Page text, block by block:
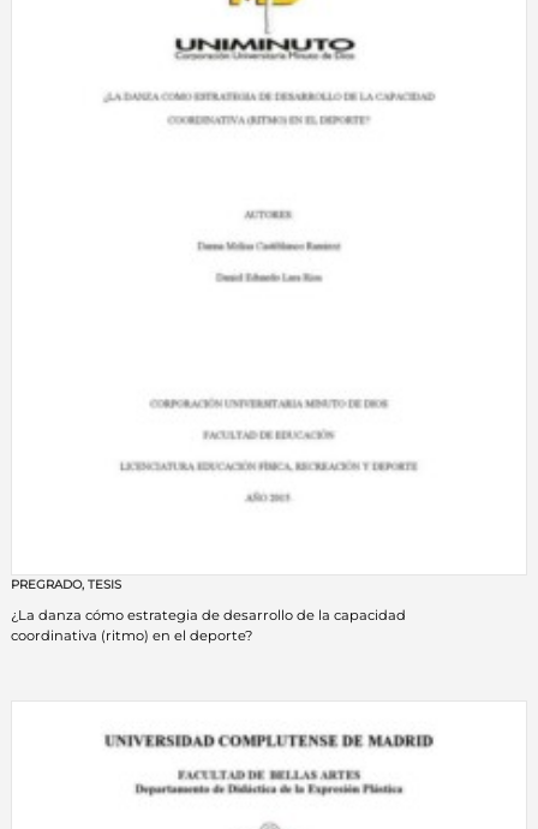
PREGRADO, TESIS
¿La danza cómo estrategia de desarrollo de la capacidad
coordinativa (ritmo) en el deporte?